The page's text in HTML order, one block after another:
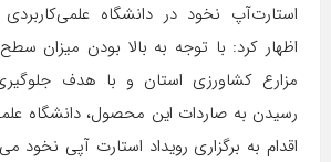
استارت‌آپ نخود در دانشگاه
اظهار کرد: با توجه به بالا بودن میزان
مزارع کشاورزی استان و با هدف
رسیدن به صاردات این محصول، دانشگاه
اقدام به برگزاری رویداد استارت آپی نخود